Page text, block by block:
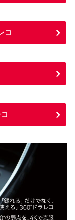
コ